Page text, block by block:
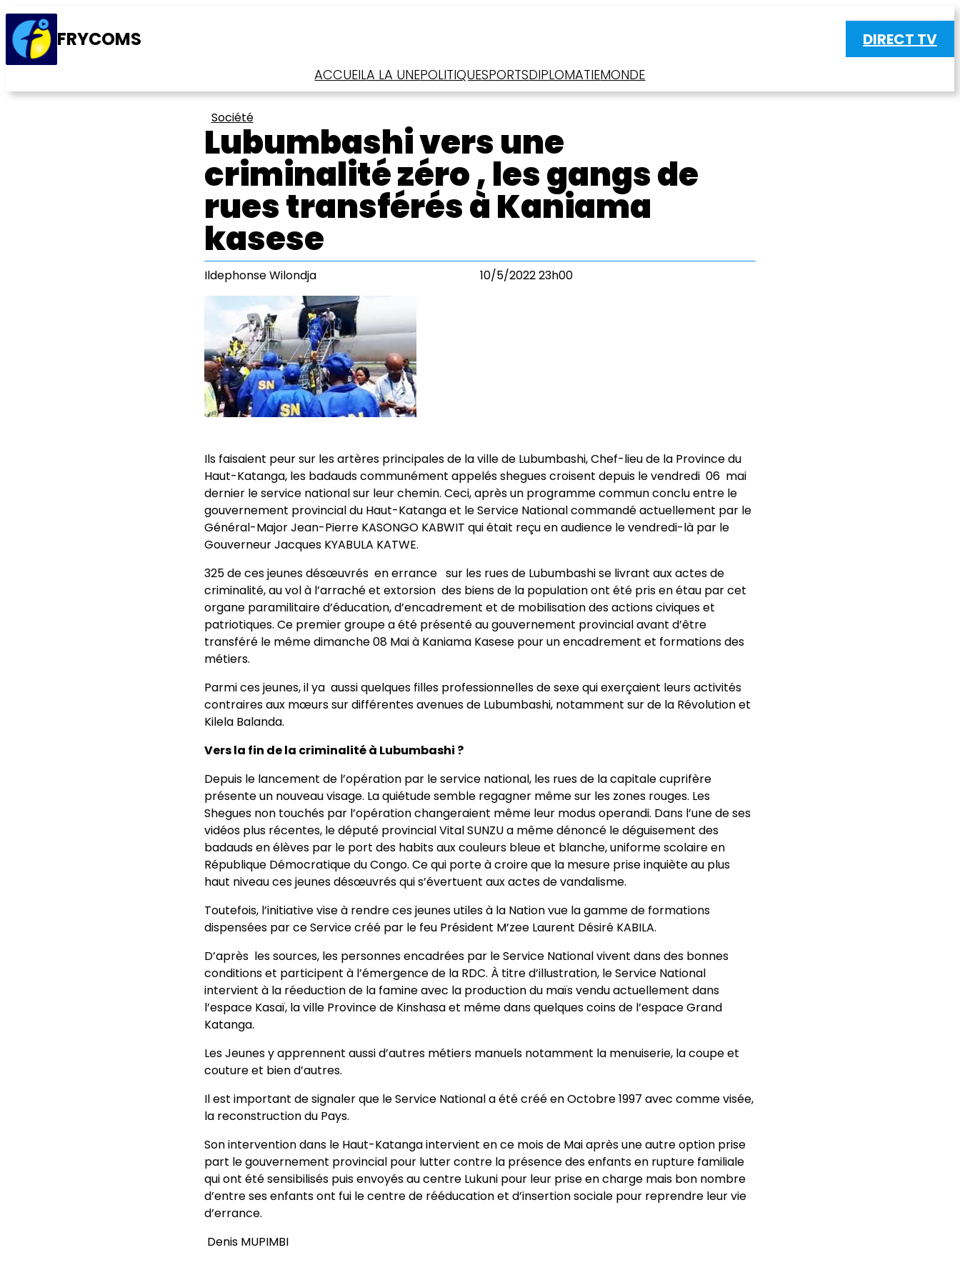
FRYCOMS DIRECT TV
ACCUEILA LA UNEPOLITIQUESPORTSDIPLOMATIEMONDE
Société
Lubumbashi vers une
criminalité zéro , les gangs de
rues transférés à Kaniama
kasese
Ildephonse Wilondja 10/5/2022 23h00
Ils faisaient peur sur les artères principales de la ville de Lubumbashi, Chef-lieu de la Province du
Haut-Katanga, les badauds communément appelés shegues croisent depuis le vendredi 06 mai
dernier le service national sur leur chemin. Ceci, après un programme commun conclu entre le
gouvernement provincial du Haut-Katanga et le Service National commandé actuellement par le
Général-Major Jean-Pierre KASONGO KABWIT qui était reçu en audience le vendredi-là par le
Gouverneur Jacques KYABULA KATWE.
325 de ces jeunes désœuvrés en errance sur les rues de Lubumbashi se livrant aux actes de
criminalité, au vol à l’arraché et extorsion des biens de la population ont été pris en étau par cet
organe paramilitaire d’éducation, d’encadrement et de mobilisation des actions civiques et
patriotiques. Ce premier groupe a été présenté au gouvernement provincial avant d’être
transféré le même dimanche 08 Mai à Kaniama Kasese pour un encadrement et formations des
métiers.
Parmi ces jeunes, il ya aussi quelques filles professionnelles de sexe qui exerçaient leurs activités
contraires aux mœurs sur différentes avenues de Lubumbashi, notamment sur de la Révolution et
Kilela Balanda.
Vers la fin de la criminalité à Lubumbashi ?
Depuis le lancement de l’opération par le service national, les rues de la capitale cuprifère
présente un nouveau visage. La quiétude semble regagner même sur les zones rouges. Les
Shegues non touchés par l’opération changeraient même leur modus operandi. Dans l’une de ses
vidéos plus récentes, le député provincial Vital SUNZU a même dénoncé le déguisement des
badauds en élèves par le port des habits aux couleurs bleue et blanche, uniforme scolaire en
République Démocratique du Congo. Ce qui porte à croire que la mesure prise inquiète au plus
haut niveau ces jeunes désœuvrés qui s’évertuent aux actes de vandalisme.
Toutefois, l’initiative vise à rendre ces jeunes utiles à la Nation vue la gamme de formations
dispensées par ce Service créé par le feu Président M’zee Laurent Désiré KABILA.
D’après les sources, les personnes encadrées par le Service National vivent dans des bonnes
conditions et participent à l’émergence de la RDC. À titre d’illustration, le Service National
intervient à la réeduction de la famine avec la production du maïs vendu actuellement dans
l’espace Kasaï, la ville Province de Kinshasa et même dans quelques coins de l’espace Grand
Katanga.
Les Jeunes y apprennent aussi d’autres métiers manuels notamment la menuiserie, la coupe et
couture et bien d’autres.
Il est important de signaler que le Service National a été créé en Octobre 1997 avec comme visée,
la reconstruction du Pays.
Son intervention dans le Haut-Katanga intervient en ce mois de Mai après une autre option prise
part le gouvernement provincial pour lutter contre la présence des enfants en rupture familiale
qui ont été sensibilisés puis envoyés au centre Lukuni pour leur prise en charge mais bon nombre
d’entre ses enfants ont fui le centre de rééducation et d’insertion sociale pour reprendre leur vie
d’errance.
Denis MUPIMBI